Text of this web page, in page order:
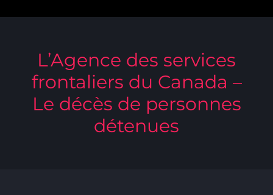
L’Agence des services
frontaliers du Canada –
Le décès de personnes
détenues